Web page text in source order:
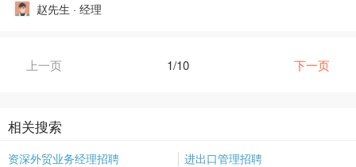
赵先生 · 经理
上一页 1/10 下一页
相关搜索
资深外贸业务经理招聘
进出口管理招聘